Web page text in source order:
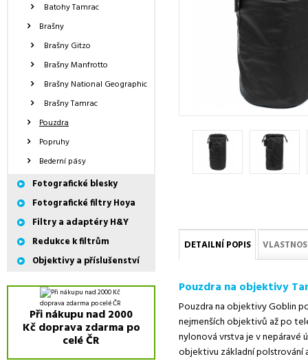
DETAILNÍ POPIS
Pouzdra na objektivy
Pouzdra na objektivy Goblin
nejmenších objektivů až po
nylonová vrstva je v nepáravé
objektivu základní polstrování
Batohy Tamrac
Brašny
Brašny Gitzo
Brašny Manfrotto
Brašny National Geographic
Brašny Tamrac
Pouzdra
Popruhy
Bederní pásy
Fotografické blesky
Fotografické filtry Hoya
Filtry a adaptéry H&Y
Redukce k filtrům
Objektivy a příslušenství
Při nákupu nad 2000
Kč doprava zdarma po
celé ČR